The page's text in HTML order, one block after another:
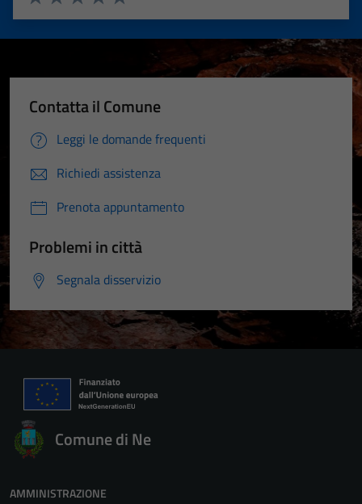
Valuta 5 stelle su 5
Valuta 4 stelle su 5
Valuta 3 stelle su 5
Valuta 2 stelle su 5
Valuta 1 stelle su 5
Contatta il Comune
Leggi le domande frequenti
Richiedi assistenza
Prenota appuntamento
Problemi in città
Segnala disservizio
Comune di Ne
AMMINISTRAZIONE